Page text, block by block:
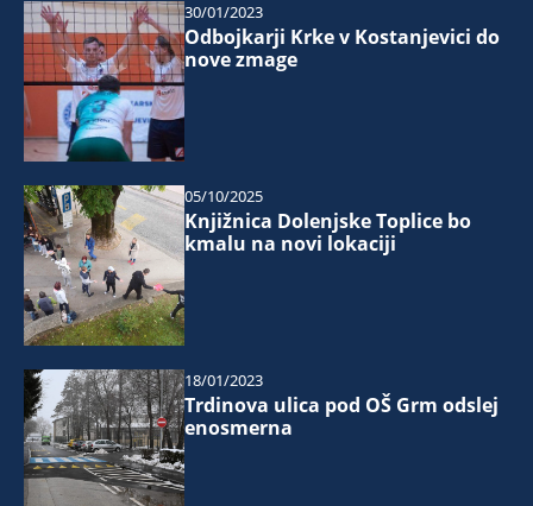
Odbojkarji Krke v Kostanjevici do
nove zmage
30/01/2023
Knjižnica Dolenjske Toplice bo
kmalu na novi lokaciji
05/10/2025
Trdinova ulica pod OŠ Grm odslej
enosmerna
18/01/2023